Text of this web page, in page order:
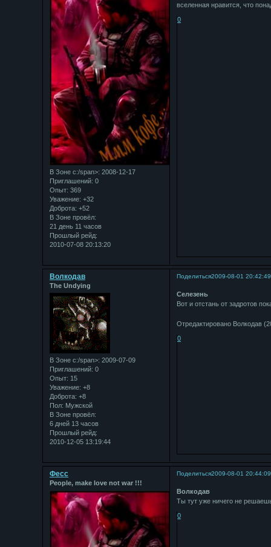
В Зоне с:/span>: 2008-12-17
Приглашений: 0
Опыт: 369
Уважение: +32
Доброта: +52
В Зоне провёл:
21 день 11 часов
Прошлый рейд:
2010-07-08 20:13:20
вселенная нравится, что
0
Поделиться2009-08-01 20:42:49
Bолкодав
The Undying
В Зоне с:/span>: 2009-07-09
Приглашений: 0
Опыт: 15
Уважение: +8
Доброта: +8
Пол: Мужской
В Зоне провёл:
6 дней 13 часов
Прошлый рейд:
2010-12-05 13:19:44
Селезень
Вот и отстань от задротов
Отредактировано Bолкодав
0
Поделиться2009-08-01 20:44:09
Фесс
People, make love not war !!!
Bолкодав
Ты тут уже ничего не
0